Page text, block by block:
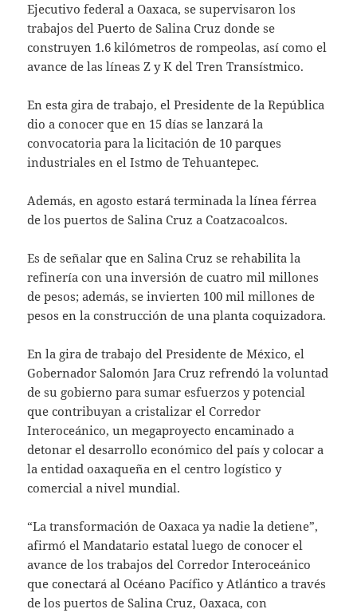
Ejecutivo federal a Oaxaca, se supervisaron los
trabajos del Puerto de Salina Cruz donde se
construyen 1.6 kilómetros de rompeolas, así como el
avance de las líneas Z y K del Tren Transístmico.
En esta gira de trabajo, el Presidente de la República
dio a conocer que en 15 días se lanzará la
convocatoria para la licitación de 10 parques
industriales en el Istmo de Tehuantepec.
Además, en agosto estará terminada la línea férrea
de los puertos de Salina Cruz a Coatzacoalcos.
Es de señalar que en Salina Cruz se rehabilita la
refinería con una inversión de cuatro mil millones
de pesos; además, se invierten 100 mil millones de
pesos en la construcción de una planta coquizadora.
En la gira de trabajo del Presidente de México, el
Gobernador Salomón Jara Cruz refrendó la voluntad
de su gobierno para sumar esfuerzos y potencial
que contribuyan a cristalizar el Corredor
Interoceánico, un megaproyecto encaminado a
detonar el desarrollo económico del país y colocar a
la entidad oaxaqueña en el centro logístico y
comercial a nivel mundial.
“La transformación de Oaxaca ya nadie la detiene”,
afirmó el Mandatario estatal luego de conocer el
avance de los trabajos del Corredor Interoceánico
que conectará al Océano Pacífico y Atlántico a través
de los puertos de Salina Cruz, Oaxaca, con